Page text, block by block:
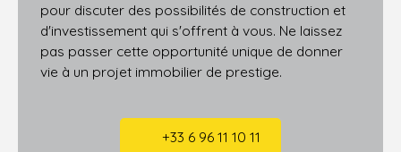
pour discuter des possibilités de construction et
d'investissement qui s'offrent à vous. Ne laissez
pas passer cette opportunité unique de donner
vie à un projet immobilier de prestige.
+33 6 96 11 10 11